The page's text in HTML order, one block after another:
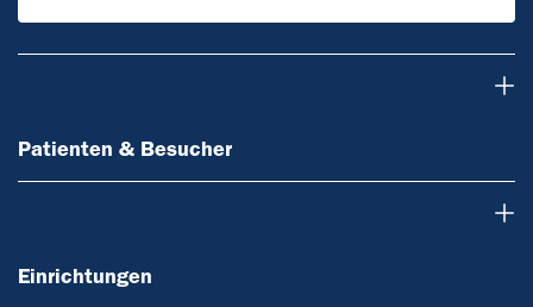
Patienten & Besucher
Einrichtungen